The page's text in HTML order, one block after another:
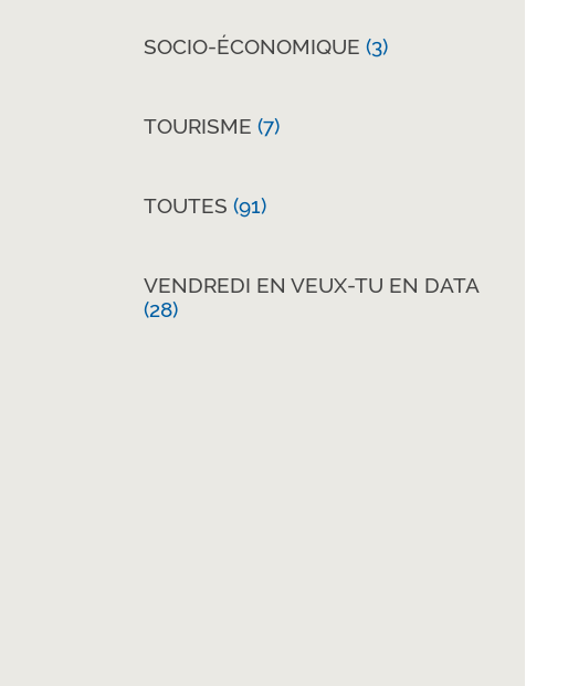
SOCIO-ÉCONOMIQUE (3)
TOURISME (7)
TOUTES (91)
VENDREDI EN VEUX-TU EN DATA
(28)